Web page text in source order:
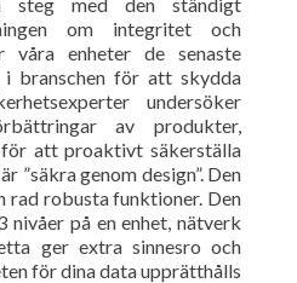
om integritet och
våra enheter de senaste
i branschen för att skydda
undersöker
av produkter,
att proaktivt säkerställa
”säkra genom design”. Den
rad robusta funktioner. Den
nivåer på en enhet, nätverk
ger extra sinnesro och
för dina data upprätthålls